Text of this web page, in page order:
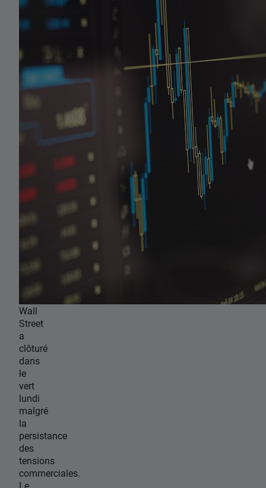
Wall
Street
a
clôturé
dans
le
vert
lundi
malgré
la
persistance
des
tensions
commerciales.
Le